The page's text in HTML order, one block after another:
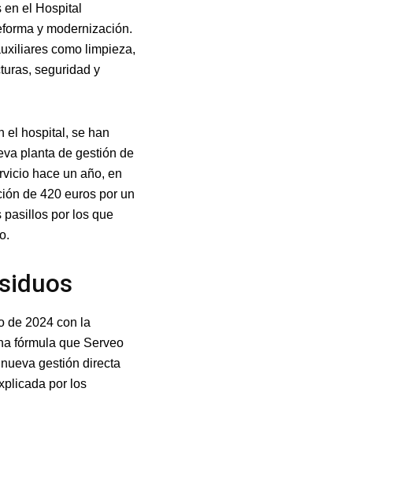
el Hospital
y modernización.
como limpieza,
seguridad y
el hospital, se han
planta de gestión de
hace un año, en
de 420 euros por un
pasillos por los que
de 2024 con la
fórmula que Serveo
gestión directa
por los